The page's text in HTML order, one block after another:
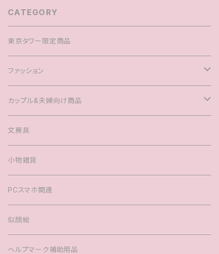
CATEGORY
東京タワー限定商品
ファッション
Tシャツ
キャップ
ヘアアクセサリー
バック
キッズTシャツ
カップル&夫婦向け商品
マグカップル®️
婚姻届
文房具
小物雑貨
PCスマホ関連
似顔絵
ヘルプマーク補助用品